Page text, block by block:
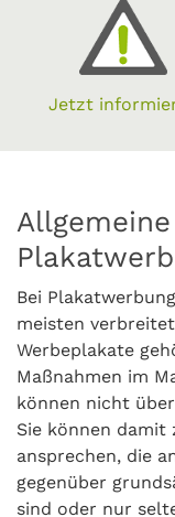
Jetzt
Bei
meisten
Werbeplakate
Maßnahmen im
können nicht
Sie können damit
ansprechen, die
gegenüber
sind oder nur